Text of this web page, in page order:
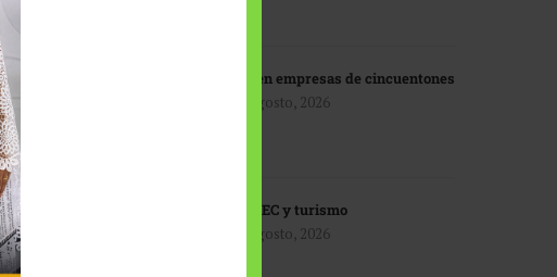
IA en empresas de cincuentones
3 agosto, 2026
TMEC y turismo
3 agosto, 2026